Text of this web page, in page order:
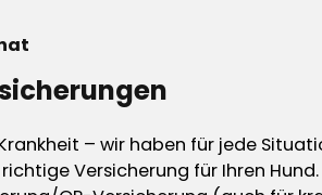
– wir haben für jede
Versicherung für Ihren Hund.